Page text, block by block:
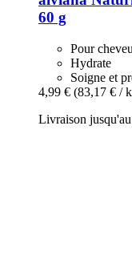
60 g
Pour
Hydrate
Soigne et
4,99 € (83,17 € /
Livraison